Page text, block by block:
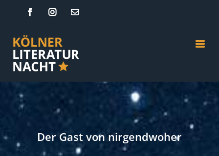
springen
FacebookInstagram
E-
Der Gast von nirgendwoher